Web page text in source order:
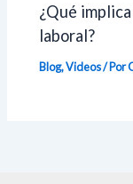
¿Qué
laboral?
Blog,Videos/ Por